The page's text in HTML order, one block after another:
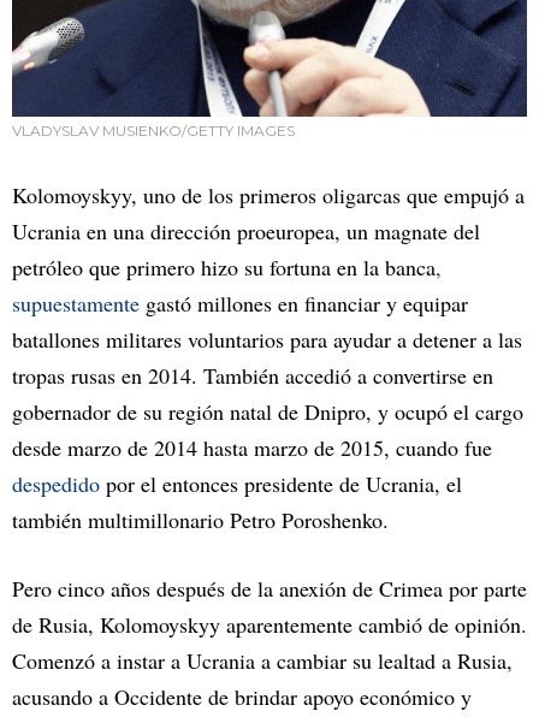
VLADYSLAV MUSIENKO/GETTY IMAGES
Kolomoyskyy, uno de los primeros oligarcas que empujó a
Ucrania en una dirección proeuropea, un magnate del
petróleo que primero hizo su fortuna en la banca,
supuestamente gastó millones en financiar y equipar
batallones militares voluntarios para ayudar a detener a las
tropas rusas en 2014. También accedió a convertirse en
gobernador de su región natal de Dnipro, y ocupó el cargo
desde marzo de 2014 hasta marzo de 2015, cuando fue
despedido por el entonces presidente de Ucrania, el
también multimillonario Petro Poroshenko.
Pero cinco años después de la anexión de Crimea por parte
de Rusia, Kolomoyskyy aparentemente cambió de opinión.
Comenzó a instar a Ucrania a cambiar su lealtad a Rusia,
acusando a Occidente de brindar apoyo económico y